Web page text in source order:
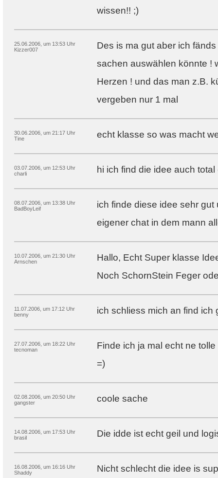
wissen!! ;)
25.06.2006, um 13:53 Uhr
Kizzer007
Des is ma gut aber ich
sachen auswählen könnte !
Herzen ! und das man z.B.
vergeben nur 1 mal
30.06.2006, um 21:17 Uhr
Tine
echt klasse so was macht
03.07.2006, um 12:53 Uhr
charli
hi ich find die idee auch total
08.07.2006, um 13:38 Uhr
BadBoyLeif
ich finde diese idee sehr
eigener chat in dem mann
10.07.2006, um 21:30 Uhr
Arnschen
Hallo, Echt Super klasse
Noch SchornStein Feger
11.07.2006, um 17:12 Uhr
benny
ich schliess mich an find ich
27.07.2006, um 18:22 Uhr
tecnoman
Finde ich ja mal echt ne
=)
02.08.2006, um 20:50 Uhr
gangster
coole sache
14.08.2006, um 17:53 Uhr
brasil
Die idde ist echt geil und
16.08.2006, um 16:16 Uhr
Shaddy
Nicht schlecht die idee is